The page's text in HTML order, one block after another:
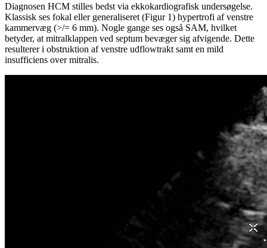
Diagnosen HCM stilles bedst via ekkokardiografisk undersøgelse.
Klassisk ses fokal eller generaliseret (Figur 1) hypertrofi af venstre
kammervæg (>/= 6 mm). Nogle gange ses også SAM, hvilket
betyder, at mitralklappen ved septum bevæger sig afvigende. Dette
resulterer i obstruktion af venstre udflowtrakt samt en mild
insufficiens over mitralis.